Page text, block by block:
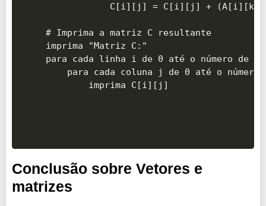
C[i][j] = C[i][j] + (A[i][k]
# Imprima a matriz C resultante
imprima "Matriz C:"
para cada linha i de 0 até o número de
para cada coluna j de 0 até o número
Conclusão sobre Vetores e
matrizes